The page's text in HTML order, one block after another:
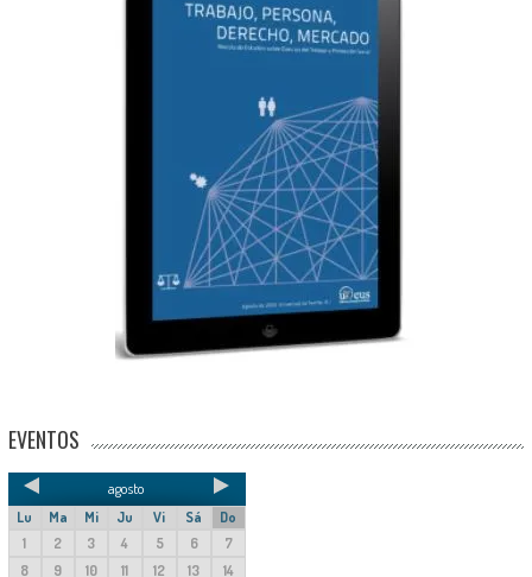
EVENTOS
agosto
Lu Ma Mi Ju Vi Sá
Do
1
2 3 4 5 6
7
8
9 10 11 12 13 14